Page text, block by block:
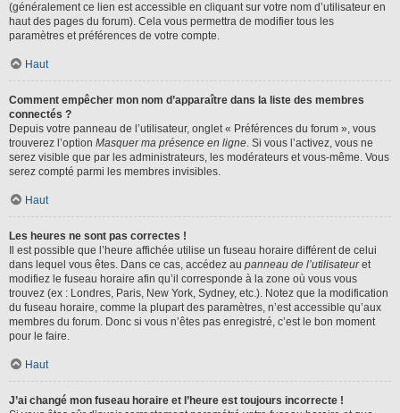
(généralement ce lien est accessible en cliquant sur votre nom d’utilisateur en
haut des pages du forum). Cela vous permettra de modifier tous les
paramètres et préférences de votre compte.
Haut
Comment empêcher mon nom d’apparaître dans la liste des membres
connectés ?
Depuis votre panneau de l’utilisateur, onglet « Préférences du forum », vous
trouverez l’option Masquer ma présence en ligne. Si vous l’activez, vous ne
serez visible que par les administrateurs, les modérateurs et vous-même. Vous
serez compté parmi les membres invisibles.
Haut
Les heures ne sont pas correctes !
Il est possible que l’heure affichée utilise un fuseau horaire différent de celui
dans lequel vous êtes. Dans ce cas, accédez au panneau de l’utilisateuret
modifiez le fuseau horaire afin qu’il corresponde à la zone où vous vous
trouvez (ex : Londres, Paris, New York, Sydney, etc.). Notez que la modification
du fuseau horaire, comme la plupart des paramètres, n’est accessible qu’aux
membres du forum. Donc si vous n’êtes pas enregistré, c’est le bon moment
pour le faire.
Haut
J’ai changé mon fuseau horaire et l’heure est toujours incorrecte !